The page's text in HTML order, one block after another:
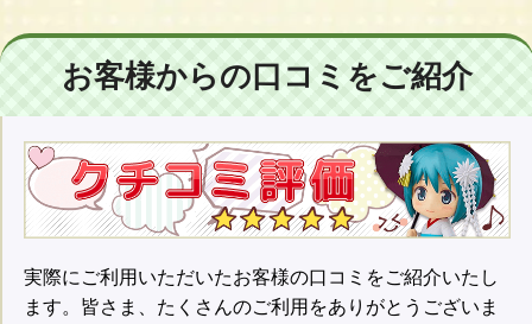
お客様からの口コミをご紹介
実際にご利用いただいたお客様の口コミをご紹介いたし
ます。皆さま、たくさんのご利用をありがとうございま